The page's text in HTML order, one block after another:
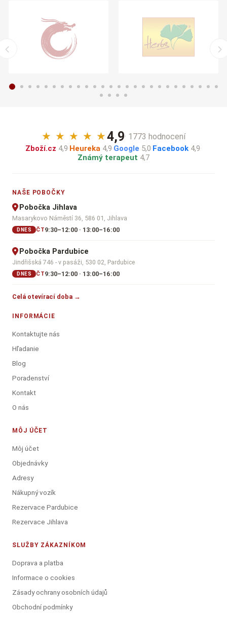
★ ★ ★ ★ ★4,9· 1773 hodnocení
Zboží.cz 4,9·Heureka 4,9·Google 5,0·Facebook 4,9·
Známý terapeut 4,7
NAŠE POBOČKY
Pobočka Jihlava
Masarykovo Náměstí 36, 586 01, Jihlava
DNES ČT9:30–12:00 · 13:00–16:00
Pobočka Pardubice
Jindřišská 746 - v pasáži, 530 02, Pardubice
DNES ČT9:30–12:00 · 13:00–16:00
Celá otevírací doba →
INFORMÁCIE
Kontaktujte nás
Hľadanie
Blog
Poradenství
Kontakt
O nás
MÔJ ÚČET
Môj účet
Objednávky
Adresy
Nákupný vozík
Rezervace Pardubice
Rezervace Jihlava
SLUŽBY ZÁKAZNÍKOM
Doprava a platba
Informace o cookies
Zásady ochrany osobních údajů
Obchodní podmínky